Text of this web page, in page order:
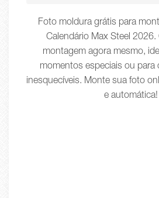
Foto moldura grátis para
Calendário Max Steel 2026.
montagem agora mesmo,
momentos especiais ou para
inesquecíveis. Monte sua foto
e automática!